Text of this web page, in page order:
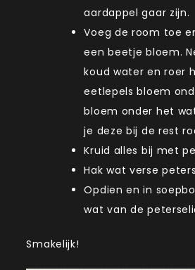
aardappel gaar zijn.
Voeg de room toe
een beetje bloem.
koud water en roer
eetlepels bloem
bloem onder het
je deze bij de rest
Kruid alles bij met
Hak wat verse
Opdien en in
wat van de
Smakelijk!